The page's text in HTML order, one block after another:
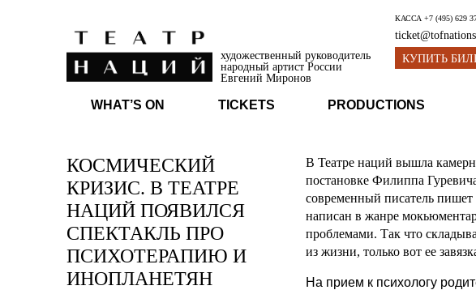
художественный руководитель
народный артист России
Евгений Миронов
КАССА +7 (495) 629
КУПИТЬ
WHAT’S ON TICKETS PRODUCTIONS
КОСМИЧЕСКИЙ
КРИЗИС. В ТЕАТРЕ
НАЦИЙ ПОЯВИЛСЯ
СПЕКТАКЛЬ ПРО
ПСИХОТЕРАПИЮ И
ИНОПЛАНЕТЯН
В Театре наций вышла
постановке Филиппа
современный писатель
написан в жанре
проблемами. Так что
из жизни, только вот ее
На прием к психологу